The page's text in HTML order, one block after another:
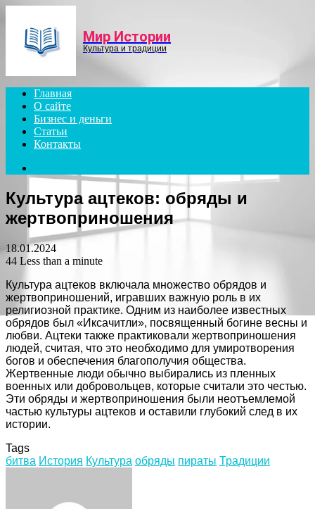
Мир Истории
Культура и традиции
Главная
О сайте
Бизнес и деньги
Статьи
Контакты
for
Культура ацтеков: обряды и
жертвоприношения
18.01.2024
44 Less than a minute
Культура ацтеков включала множество обрядов и
жертвоприношений, игравших важную роль в их
религиозной практике. Одним из наиболее известных
обрядов был «Иксачитли», посвященный богине весны и
любви. Ацтеки также практиковали жертвоприношения
людей, считая, что это необходимо для умиротворения
богов и обеспечения благополучия общества.
Жертвенные люди обычно выбирались из пленных
военных или добровольцев, которые считали это честью.
Эти обряды и жертвоприношения были неотъемлемой
частью культуры ацтеков и оставили глубокий след в их
истории.
Tags
битва История Культура обряды пираты Традиции